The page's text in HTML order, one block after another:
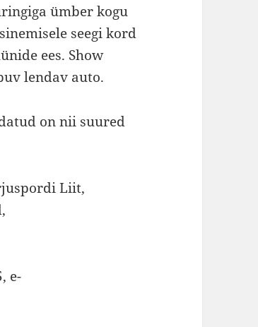
ümber kogu
seegi kord
ees. Show
lendav auto.
on nii suured
Liit,
e-